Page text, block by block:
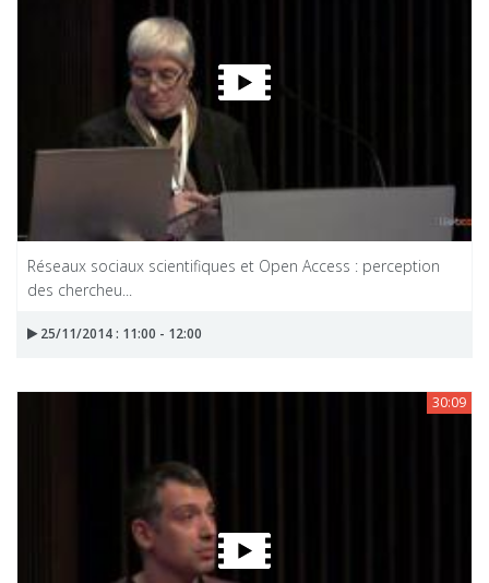
Réseaux sociaux scientifiques et Open Access : perception
des chercheu...
25/11/2014 : 11:00 - 12:00
30:09